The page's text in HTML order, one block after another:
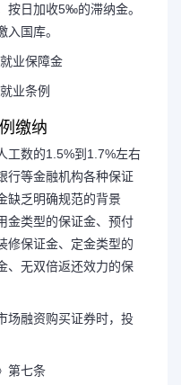
按日加收5‰的滞纳金。
国库。
业保障金
业条例
缴纳
工数的1.5%到1.7%左右
行等金融机构各种保证
缺乏明确规范的背景
金类型的保证金、预付
修保证金、定金类型的
、无双倍返还效力的保
场融资购买证券时，投
第七条